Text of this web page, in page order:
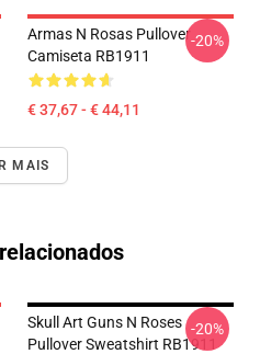
Armas N Rosas Pullover
Camiseta RB1911
€ 37,67 - € 44,11
-20%
MAIS
Skull Art Guns N Roses
Pullover Sweatshirt RB1911
-20%